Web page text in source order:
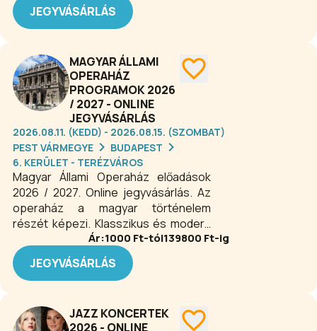
társadalmi ügyeink megvitatásáig.
Esténként a 6SZIN Teátrum
működik. Repertoárunk kialakításánál
egyetlen szempont vezérel minket: a
minőség. Máshol sikerrel játszott
darabok és ritka, különleges
művészeti kísérletek váltják egymást
– reményeink szerint - amíg világ a
világ és még egy nap.
JEGYVÁSÁRLÁS
MAGYAR ÁLLAMI
OPERAHÁZ
PROGRAMOK 2026
/ 2027 - ONLINE
JEGYVÁSÁRLÁS
2026.08.11. (KEDD) - 2026.08.15. (SZOMBAT)
PEST VÁRMEGYE
BUDAPEST
6. KERÜLET - TERÉZVÁROS
Magyar Állami Operaház előadások
2026 / 2027. Online jegyvásárlás. Az
operaház a magyar történelem
részét képezi. Klasszikus és modern
művek egyaránt felcsendülnek fali
közt. A látogatókat nem csak
építészeti jellegeivel, hanem az
előadások magas színvonalával is
fellépnek színpadán.
Ár:1000 Ft-tól139800 Ft-ig
JEGYVÁSÁRLÁS
JAZZ KONCERTEK
2026 - ONLINE